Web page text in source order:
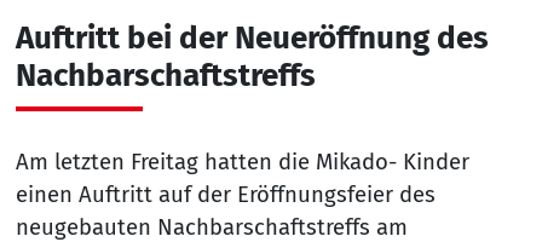
Auftritt bei der Neueröffnung des
Nachbarschaftstreffs
Am letzten Freitag hatten die Mikado- Kinder
einen Auftritt auf der Eröffnungsfeier des
neugebauten Nachbarschaftstreffs am